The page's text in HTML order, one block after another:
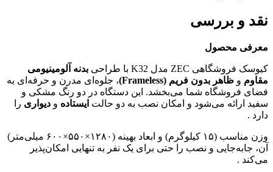
نقد و بررسی
معرفی محصول
کیوسک فروشگاهی ZEC مدل K32 با طراحی
بدنه آلومینیومی
مقاوم و ظاهر بدون فریم (Frameless)
، جلوه‌ای مدرن و حرفه‌ای به
فضای فروشگاه شما می‌بخشد. این دستگاه در دو رنگ مشکی و
سفید ارائه می‌شود و امکان نصب به دو حالت ایستاده و دیواری را
دارد .
وزن مناسب (۱۵ کیلوگرم) و ابعاد بهینه (۱۲۸۰×۵۵۰×۶۰۰ میلی‌متر)
آن، جابه‌جایی و نصب را حتی برای یک نفر به تنهایی امکان‌پذیر
می‌کند .